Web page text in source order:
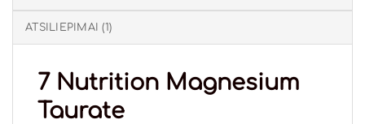
ATSILIEPIMAI (1)
7 Nutrition Magnesium
Taurate